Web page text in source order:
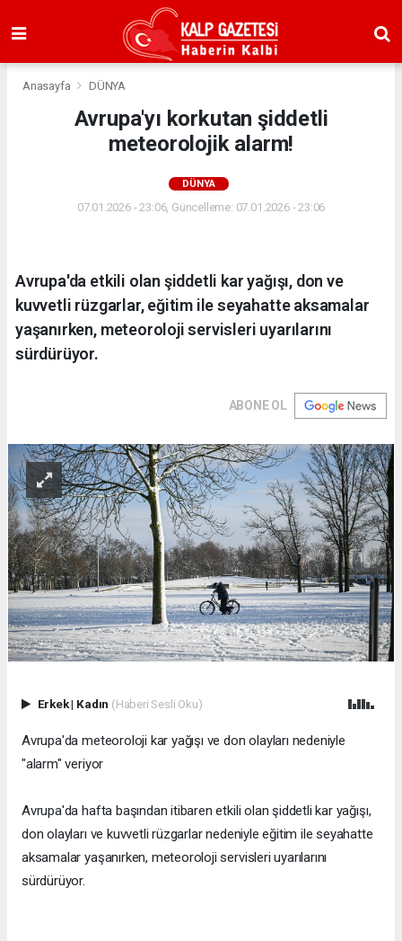
Anasayfa DÜNYA
Avrupa'yı korkutan şiddetli
meteorolojik alarm!
DÜNYA
07.01.2026 - 23:06, Güncelleme: 07.01.2026 - 23:06
Avrupa'da etkili olan şiddetli kar yağışı, don ve
kuvvetli rüzgarlar, eğitim ile seyahatte aksamalar
yaşanırken, meteoroloji servisleri uyarılarını
sürdürüyor.
ABONE OL
Erkek| Kadın (Haberi Sesli Oku)
Avrupa'da meteoroloji kar yağışı ve don olayları nedeniyle
"alarm" veriyor
Avrupa'da hafta başından itibaren etkili olan şiddetli kar yağışı,
don olayları ve kuvvetli rüzgarlar nedeniyle eğitim ile seyahatte
aksamalar yaşanırken, meteoroloji servisleri uyarılarını
sürdürüyor.